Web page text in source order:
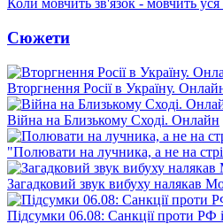
Коли мовчить зв'язок - мовчить
Сюжети
Вторгнення Росії в Україну.
Війна на Близькому Сході. Онлайн
"Полювати на лучника, а не на
Загадковий звук вибуху налякав
Підсумки 06.08: Санкції проти РФ